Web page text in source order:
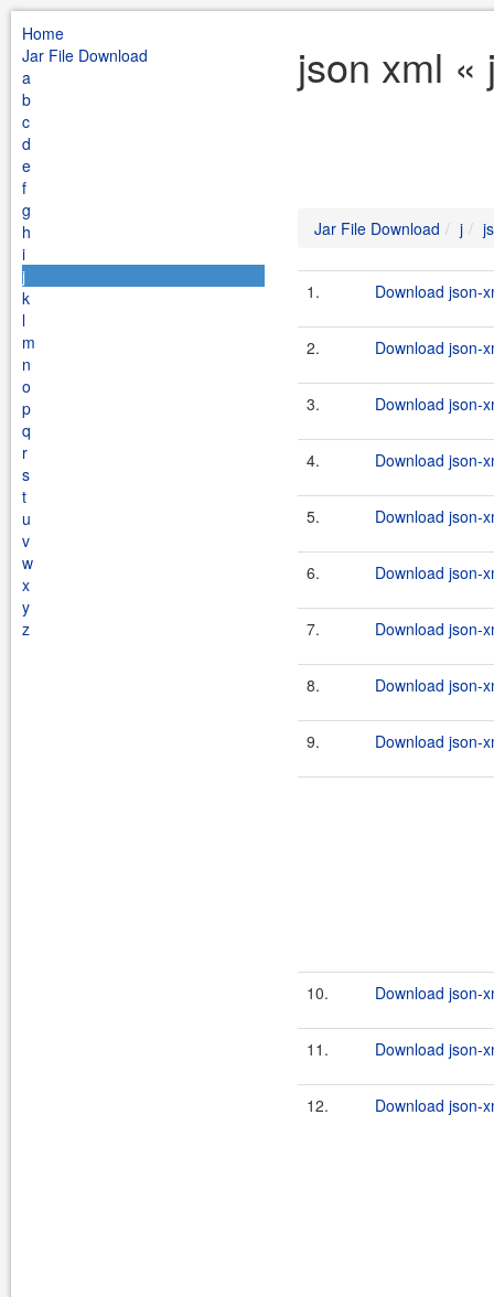
Home
Jar File Download
a
b
c
d
e
f
g
h
i
j
k
l
m
n
o
p
q
r
s
t
u
v
w
x
y
z
json xml «
Jar File Download j
1. Download json-
2. Download json-
3. Download json-
4. Download json-
5. Download json-
6. Download json-
7. Download json-
8. Download json-
9. Download json-
10. Download json-
11. Download json-
12. Download json-